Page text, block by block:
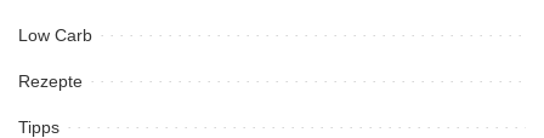
Low Carb
Rezepte
Tipps